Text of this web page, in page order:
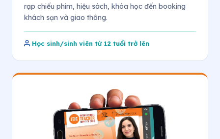
rạp chiếu phim, hiệu sách, khóa học đến booking
khách sạn và giao thông.
Học sinh/sinh viên từ 12 tuổi trở lên